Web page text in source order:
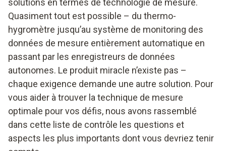
solutions en termes de technologie de mesure.
Quasiment tout est possible – du thermo-
hygromètre jusqu’au système de monitoring des
données de mesure entièrement automatique en
passant par les enregistreurs de données
autonomes. Le produit miracle n’existe pas –
chaque exigence demande une autre solution. Pour
vous aider à trouver la technique de mesure
optimale pour vos défis, nous avons rassemblé
dans cette liste de contrôle les questions et
aspects les plus importants dont vous devriez tenir